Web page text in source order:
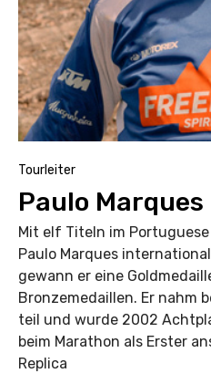
Tourleiter
Paulo Marques
Mit elf Titeln im
Paulo Marques
gewann er eine
Bronzemedaillen. Er nahm
teil und wurde 2002
beim Marathon als Erster
Replica